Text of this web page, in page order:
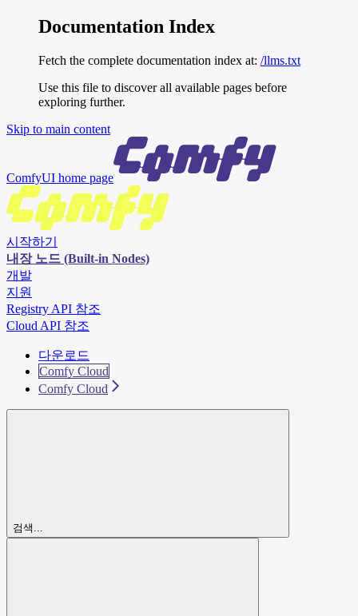
Documentation Index
Fetch the complete documentation index at: /llms.txt
Use this file to discover all available pages before
exploring further.
Skip to main content
ComfyUI home page
시작하기
내장 노드 (Built-in Nodes)
개발
지원
Registry API 참조
Cloud API 참조
다운로드
Comfy Cloud
Comfy Cloud
검색...